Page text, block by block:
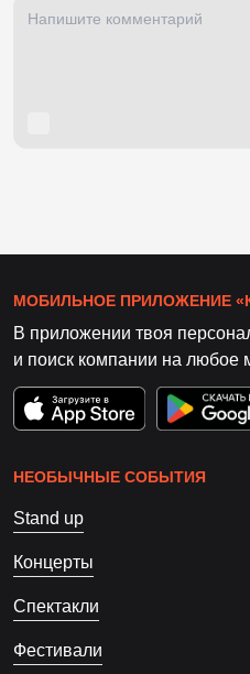
МОБИЛЬНОЕ ПРИЛОЖЕНИЕ
В приложении твоя
и поиск компании на любое
НЕОБЫЧНЫЕ СОБЫТИЯ
Stand up
Концерты
Спектакли
Фестивали